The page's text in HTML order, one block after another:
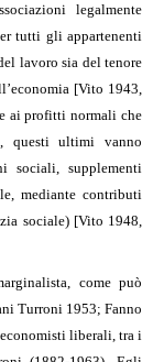
legalmente
tutti gli appartenenti
lavoro sia del tenore
[Vito 1943,
ai profitti normali che
questi ultimi vanno
sociali, supplementi
mediante contributi
sociale) [Vito 1948,
come può
Turroni 1953; Fanno
liberali, tra i